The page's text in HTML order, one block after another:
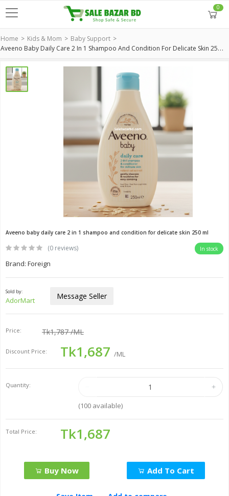
0
Home Kids & Mom Baby Support
Aveeno Baby Daily Care 2 In 1 Shampoo And Condition For Delicate Skin 250 Ml
Aveeno baby daily care 2 in 1 shampoo and condition for delicate skin 250 ml
(0 reviews) In stock
Brand: Foreign
Sold by:
AdorMart Message Seller
Price: Tk1,787/ML
Discount Price: Tk1,687 /ML
Quantity:
(100available)
Total Price: Tk1,687
Buy Now Add To Cart